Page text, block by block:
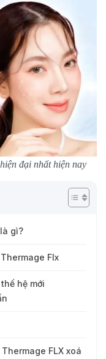
đại nhất hiện nay
gì?
Flx
hệ mới
FLX xoá